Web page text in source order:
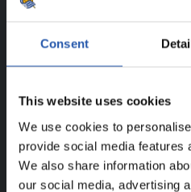
Consent
This website uses cookies
We use cookies to
provide social media features
We also share information
our social media, advertising
Regístrate haciendo clic
contenido